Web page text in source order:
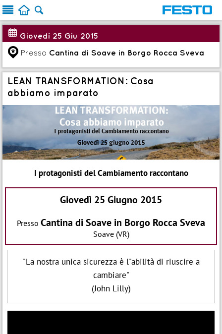
  
LEAN TRANSFORMATION: Cosa
abbiamo imparato
I protagonisti del Cambiamento raccontano
Giovedì 25 Giugno 2015
Presso Cantina di Soave in Borgo Rocca Sveva
Soave (VR)
"La nostra unica sicurezza è l"abilità di riuscire a
cambiare"
(John Lilly)
: Giovedì 25 Giu 2015
q Presso Cantina di Soave in Borgo Rocca Sveva